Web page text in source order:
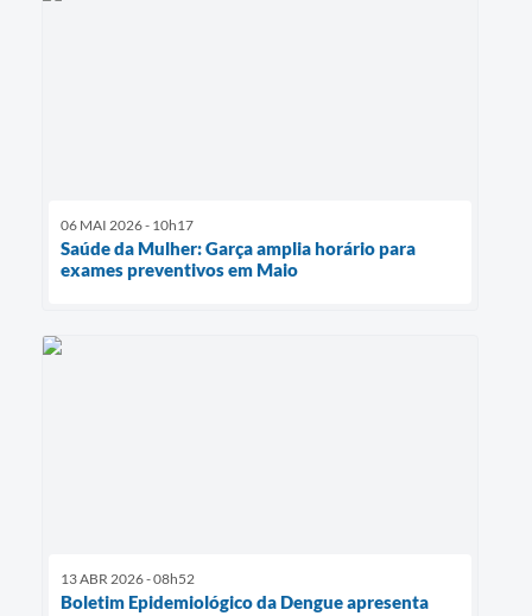
06 MAI 2026 - 10h17
Saúde da Mulher: Garça amplia horário para
exames preventivos em Maio
13 ABR 2026 - 08h52
Boletim Epidemiológico da Dengue apresenta